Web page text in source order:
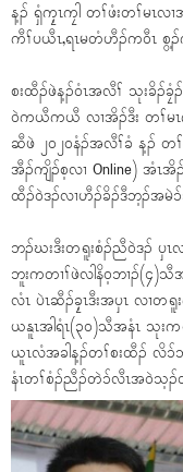
န့ၣ် ရှံကၠ့ၤကၠါ တၢ်ဖံးတၢ်မၤ
ကီၢ်ပယီၤ,ရၤမတံဟီၣ်ကဝီၤ စွ့ၣ်
စးထီၣ်ဖဲန့ၣ်ဝံၤအလီၢ် သုးခိၣ်
ဝဲကယီကယီ လၢအိၣ်ဒီး တၢ်မၤ
ဆီဖဲ ၂၀၂၀နံၣ်အလီၢ်ခံ န့ၣ်
အီၣ်ကျိၣ်စ့လၢ Online) အံၤ
ထီၣ်ဝဲဒၣ်လၢဟီၣ်ခိၣ်ဒီဘ့ၣ်အမဲ
ဘၣ်ဃးဒီးတရူးစံၣ်ညီဝဲဒၣ် ပှ
ဘူးကတၢၢ်ဖဲလါနိဝ့ဘၢၣ်(၄
လံၤ ပဲၤဆီၣ်ခၠ့ၤဒီးအပှၤ လၢတ
ယနူၤအါရံၤ(၃၀)သီအနံၤ သုး
ယူၤလံအခါန့ၣ်တၢ်စးထီၣ် လိၥ်
နံၤတၢ်စံၣ်ညီၣ်တဲၥ်လီၤအဝဲသ့ၣ်